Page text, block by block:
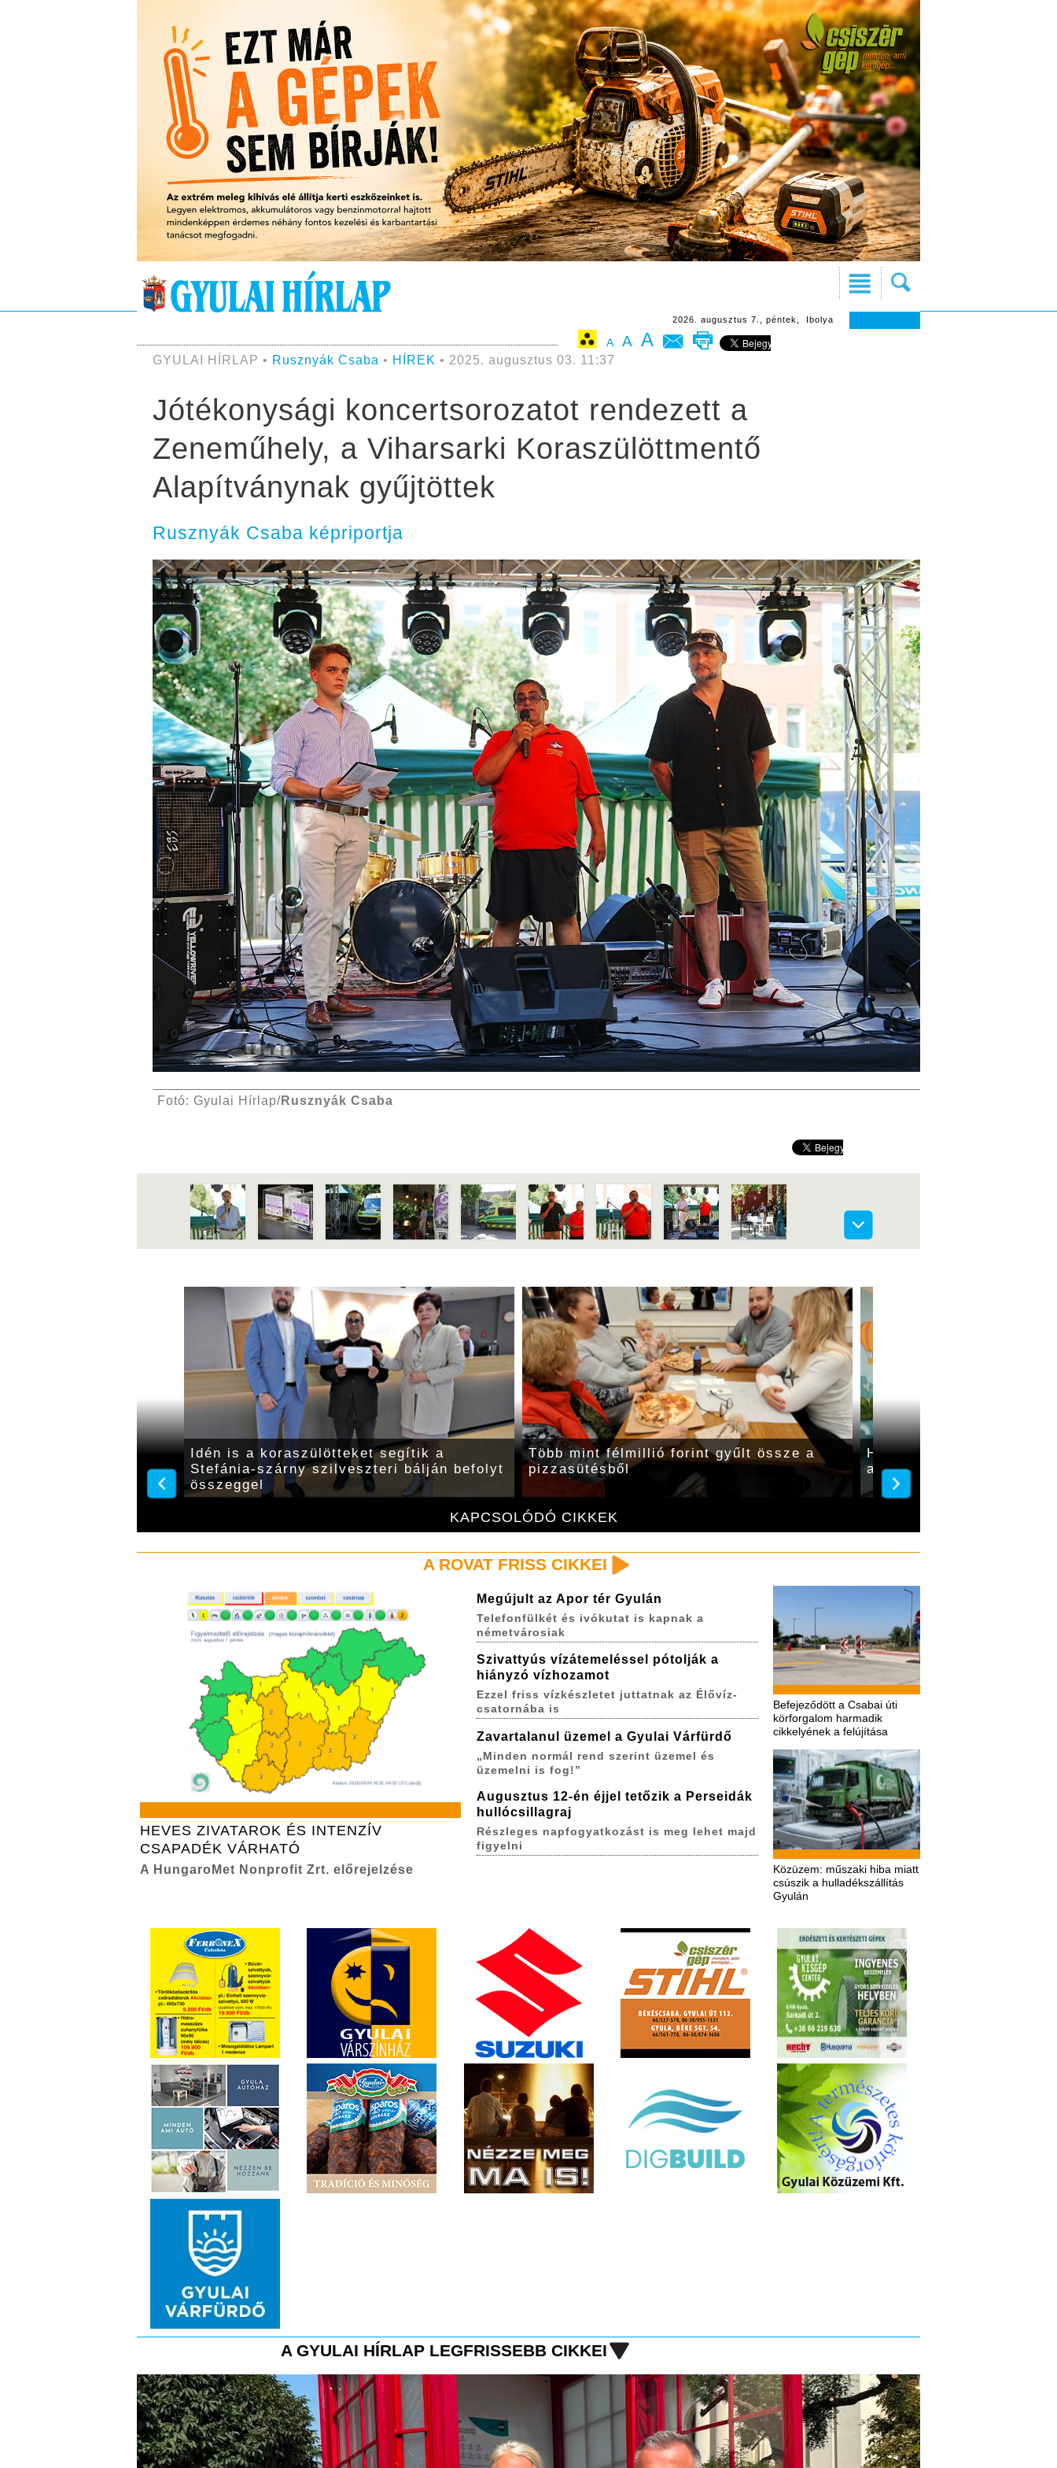
2026. augusztus 7., péntek, Ibolya
A A A
GYULAI HÍRLAP • Rusznyák Csaba • HÍREK • 2025. augusztus 03. 11:37
Jótékonysági koncertsorozatot rendezett a
Zeneműhely, a Viharsarki Koraszülöttmentő
Alapítványnak gyűjtöttek
Rusznyák Csaba képriportja
Fotó: Gyulai Hírlap/Rusznyák Csaba
KAPCSOLÓDÓ CIKKEK
rendezett a
Idén is a koraszülötteket segítik a
Stefánia-szárny szilveszteri bálján befolyt
összeggel
Több mint félmillió forint gyűlt össze a
pizzasütésből
Három új
adományt
A ROVAT FRISS CIKKEI
HEVES ZIVATAROK ÉS INTENZÍV
CSAPADÉK VÁRHATÓ
A HungaroMet Nonprofit Zrt. előrejelzése
Befejeződött a Csabai úti
körforgalom harmadik
cikkelyének a felújítása
Közüzem: műszaki hiba miatt
csúszik a hulladékszállítás
Gyulán
Megújult az Apor tér Gyulán
Telefonfülkét és ivókutat is kapnak a
németvárosiak
Szivattyús vízátemeléssel pótolják a
hiányzó vízhozamot
Ezzel friss vízkészletet juttatnak az Élővíz-
csatornába is
Zavartalanul üzemel a Gyulai Várfürdő
„Minden normál rend szerint üzemel és
üzemelni is fog!”
Augusztus 12-én éjjel tetőzik a Perseidák
hullócsillagraj
Részleges napfogyatkozást is meg lehet majd
figyelni
A GYULAI HÍRLAP LEGFRISSEBB CIKKEI